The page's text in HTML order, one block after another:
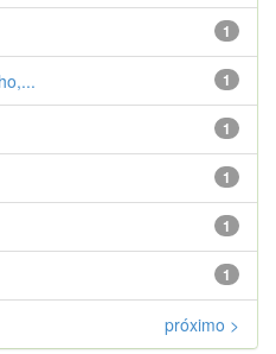
1
1
1
1
1
1
próximo >